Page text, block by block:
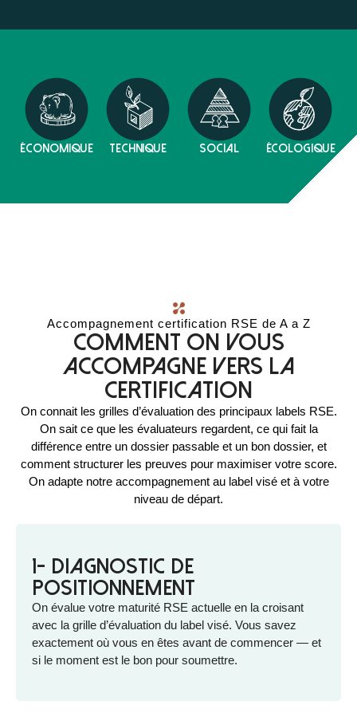
économique technique social écologique
Accompagnement certification RSE de A a Z
Comment on vous
accompagne vers la
certification
On connait les grilles d’évaluation des principaux labels RSE.
On sait ce que les évaluateurs regardent, ce qui fait la
différence entre un dossier passable et un bon dossier, et
comment structurer les preuves pour maximiser votre score.
On adapte notre accompagnement au label visé et à votre
niveau de départ.
1- Diagnostic de
positionnement
On évalue votre maturité RSE actuelle en la croisant
avec la grille d’évaluation du label visé. Vous savez
exactement où vous en êtes avant de commencer — et
si le moment est le bon pour soumettre.